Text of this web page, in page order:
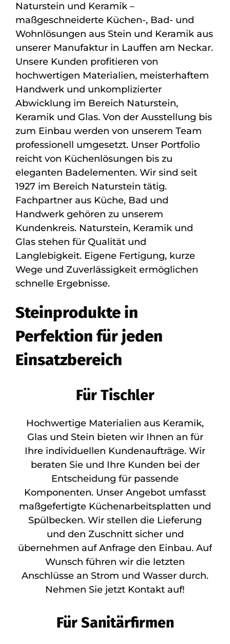
Naturstein und Keramik –
maßgeschneiderte Küchen-, Bad- und
Wohnlösungen aus Stein und Keramik aus
unserer Manufaktur in Lauffen am Neckar.
Unsere Kunden profitieren von
hochwertigen Materialien, meisterhaftem
Handwerk und unkomplizierter
Abwicklung im Bereich Naturstein,
Keramik und Glas. Von der Ausstellung bis
zum Einbau werden von unserem Team
professionell umgesetzt. Unser Portfolio
reicht von Küchenlösungen bis zu
eleganten Badelementen. Wir sind seit
1927 im Bereich Naturstein tätig.
Fachpartner aus Küche, Bad und
Handwerk gehören zu unserem
Kundenkreis. Naturstein, Keramik und
Glas stehen für Qualität und
Langlebigkeit. Eigene Fertigung, kurze
Wege und Zuverlässigkeit ermöglichen
schnelle Ergebnisse.
Steinprodukte in
Perfektion für jeden
Einsatzbereich
Für Tischler
Hochwertige Materialien aus Keramik,
Glas und Stein bieten wir Ihnen an für
Ihre individuellen Kundenaufträge. Wir
beraten Sie und Ihre Kunden bei der
Entscheidung für passende
Komponenten. Unser Angebot umfasst
maßgefertigte Küchenarbeitsplatten und
Spülbecken. Wir stellen die Lieferung
und den Zuschnitt sicher und
übernehmen auf Anfrage den Einbau. Auf
Wunsch führen wir die letzten
Anschlüsse an Strom und Wasser durch.
Nehmen Sie jetzt Kontakt auf!
Für Sanitärfirmen